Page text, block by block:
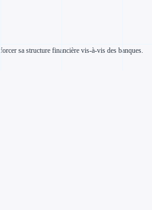
sa structure financière vis-à-vis des banques.